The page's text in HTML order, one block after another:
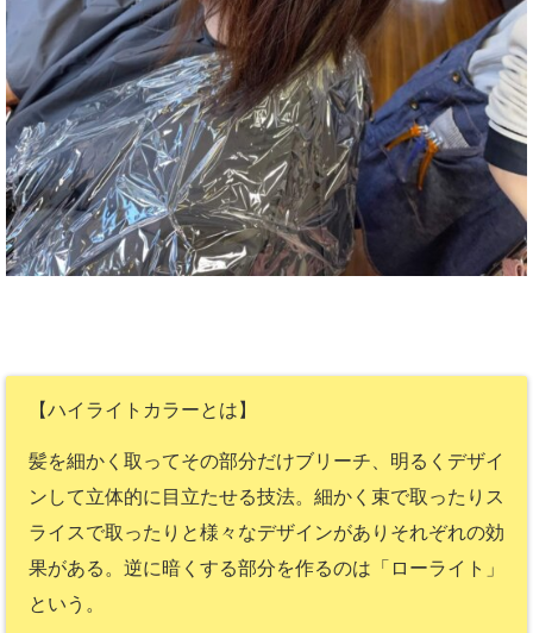
【ハイライトカラーとは】
髪を細かく取ってその部分だけブリーチ、明るくデザイ
ンして立体的に目立たせる技法。細かく束で取ったりス
ライスで取ったりと様々なデザインがありそれぞれの効
果がある。逆に暗くする部分を作るのは「ローライト」
という。